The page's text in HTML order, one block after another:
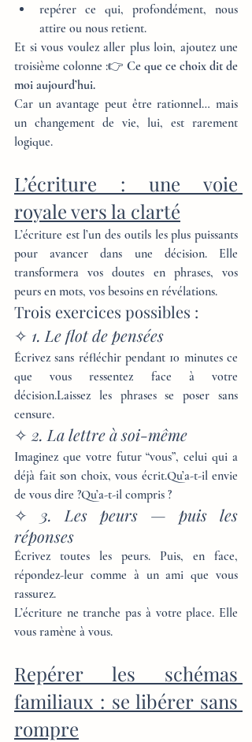
repérer ce qui, profondément, nous
attire ou nous retient.
Et si vous voulez aller plus loin, ajoutez une
troisième colonne :👉 Ce que ce choix dit de
moi aujourd’hui.
Car un avantage peut être rationnel… mais
un changement de vie, lui, est rarement
logique.
L’écriture : une voie
royale vers la clarté
L’écriture est l’un des outils les plus puissants
pour avancer dans une décision. Elle
transformera vos doutes en phrases, vos
peurs en mots, vos besoins en révélations.
Trois exercices possibles :
✧ 1. Le flot de pensées
Écrivez sans réfléchir pendant 10 minutes ce
que vous ressentez face à votre
décision.Laissez les phrases se poser sans
censure.
✧ 2. La lettre à soi-même
Imaginez que votre futur “vous”, celui qui a
déjà fait son choix, vous écrit.Qu’a-t-il envie
de vous dire ?Qu’a-t-il compris ?
✧ 3. Les peurs — puis les
réponses
Écrivez toutes les peurs. Puis, en face,
répondez-leur comme à un ami que vous
rassurez.
L’écriture ne tranche pas à votre place. Elle
vous ramène à vous.
Repérer les schémas
familiaux : se libérer sans
rompre